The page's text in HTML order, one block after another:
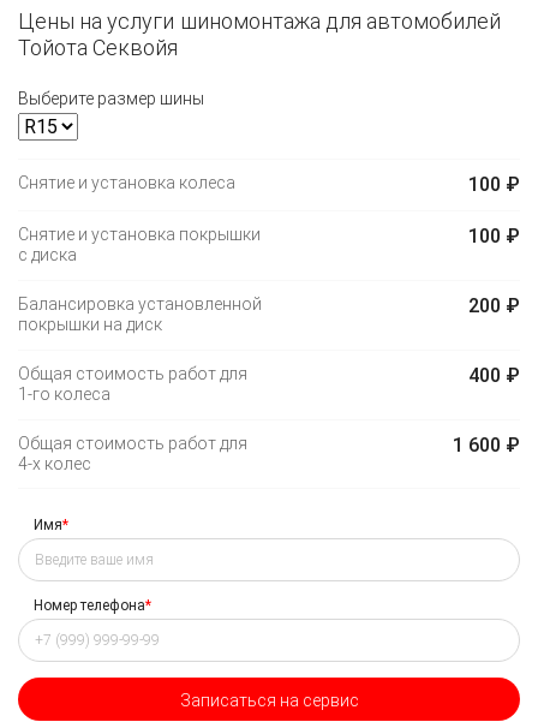
Цены на услуги шиномонтажа для автомобилей
Тойота Секвойя
Выберите размер шины
Снятие и установка колеса 100 ₽
Снятие и установка покрышки
с диска
100 ₽
Балансировка установленной
покрышки на диск
200 ₽
Общая стоимость работ для
1-го колеса
400 ₽
Общая стоимость работ для
4-х колес
1 600 ₽
Имя*
Номер телефона*
Записаться на сервис